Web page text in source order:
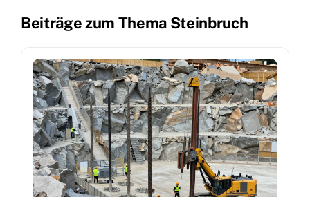
Beiträge zum Thema Steinbruch